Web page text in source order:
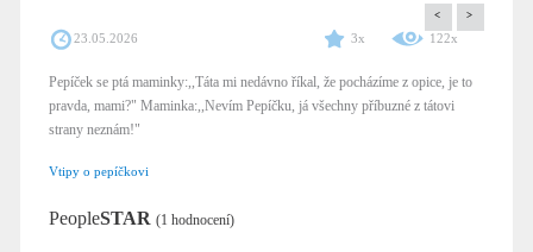
< >
23.05.2026 3x 122x
Pepíček se ptá maminky:,,Táta mi nedávno říkal, že pocházíme z opice, je to
pravda, mami?" Maminka:,,Nevím Pepíčku, já všechny příbuzné z tátovi
strany neznám!"
Vtipy o pepíčkovi
PeopleSTAR (1 hodnocení)